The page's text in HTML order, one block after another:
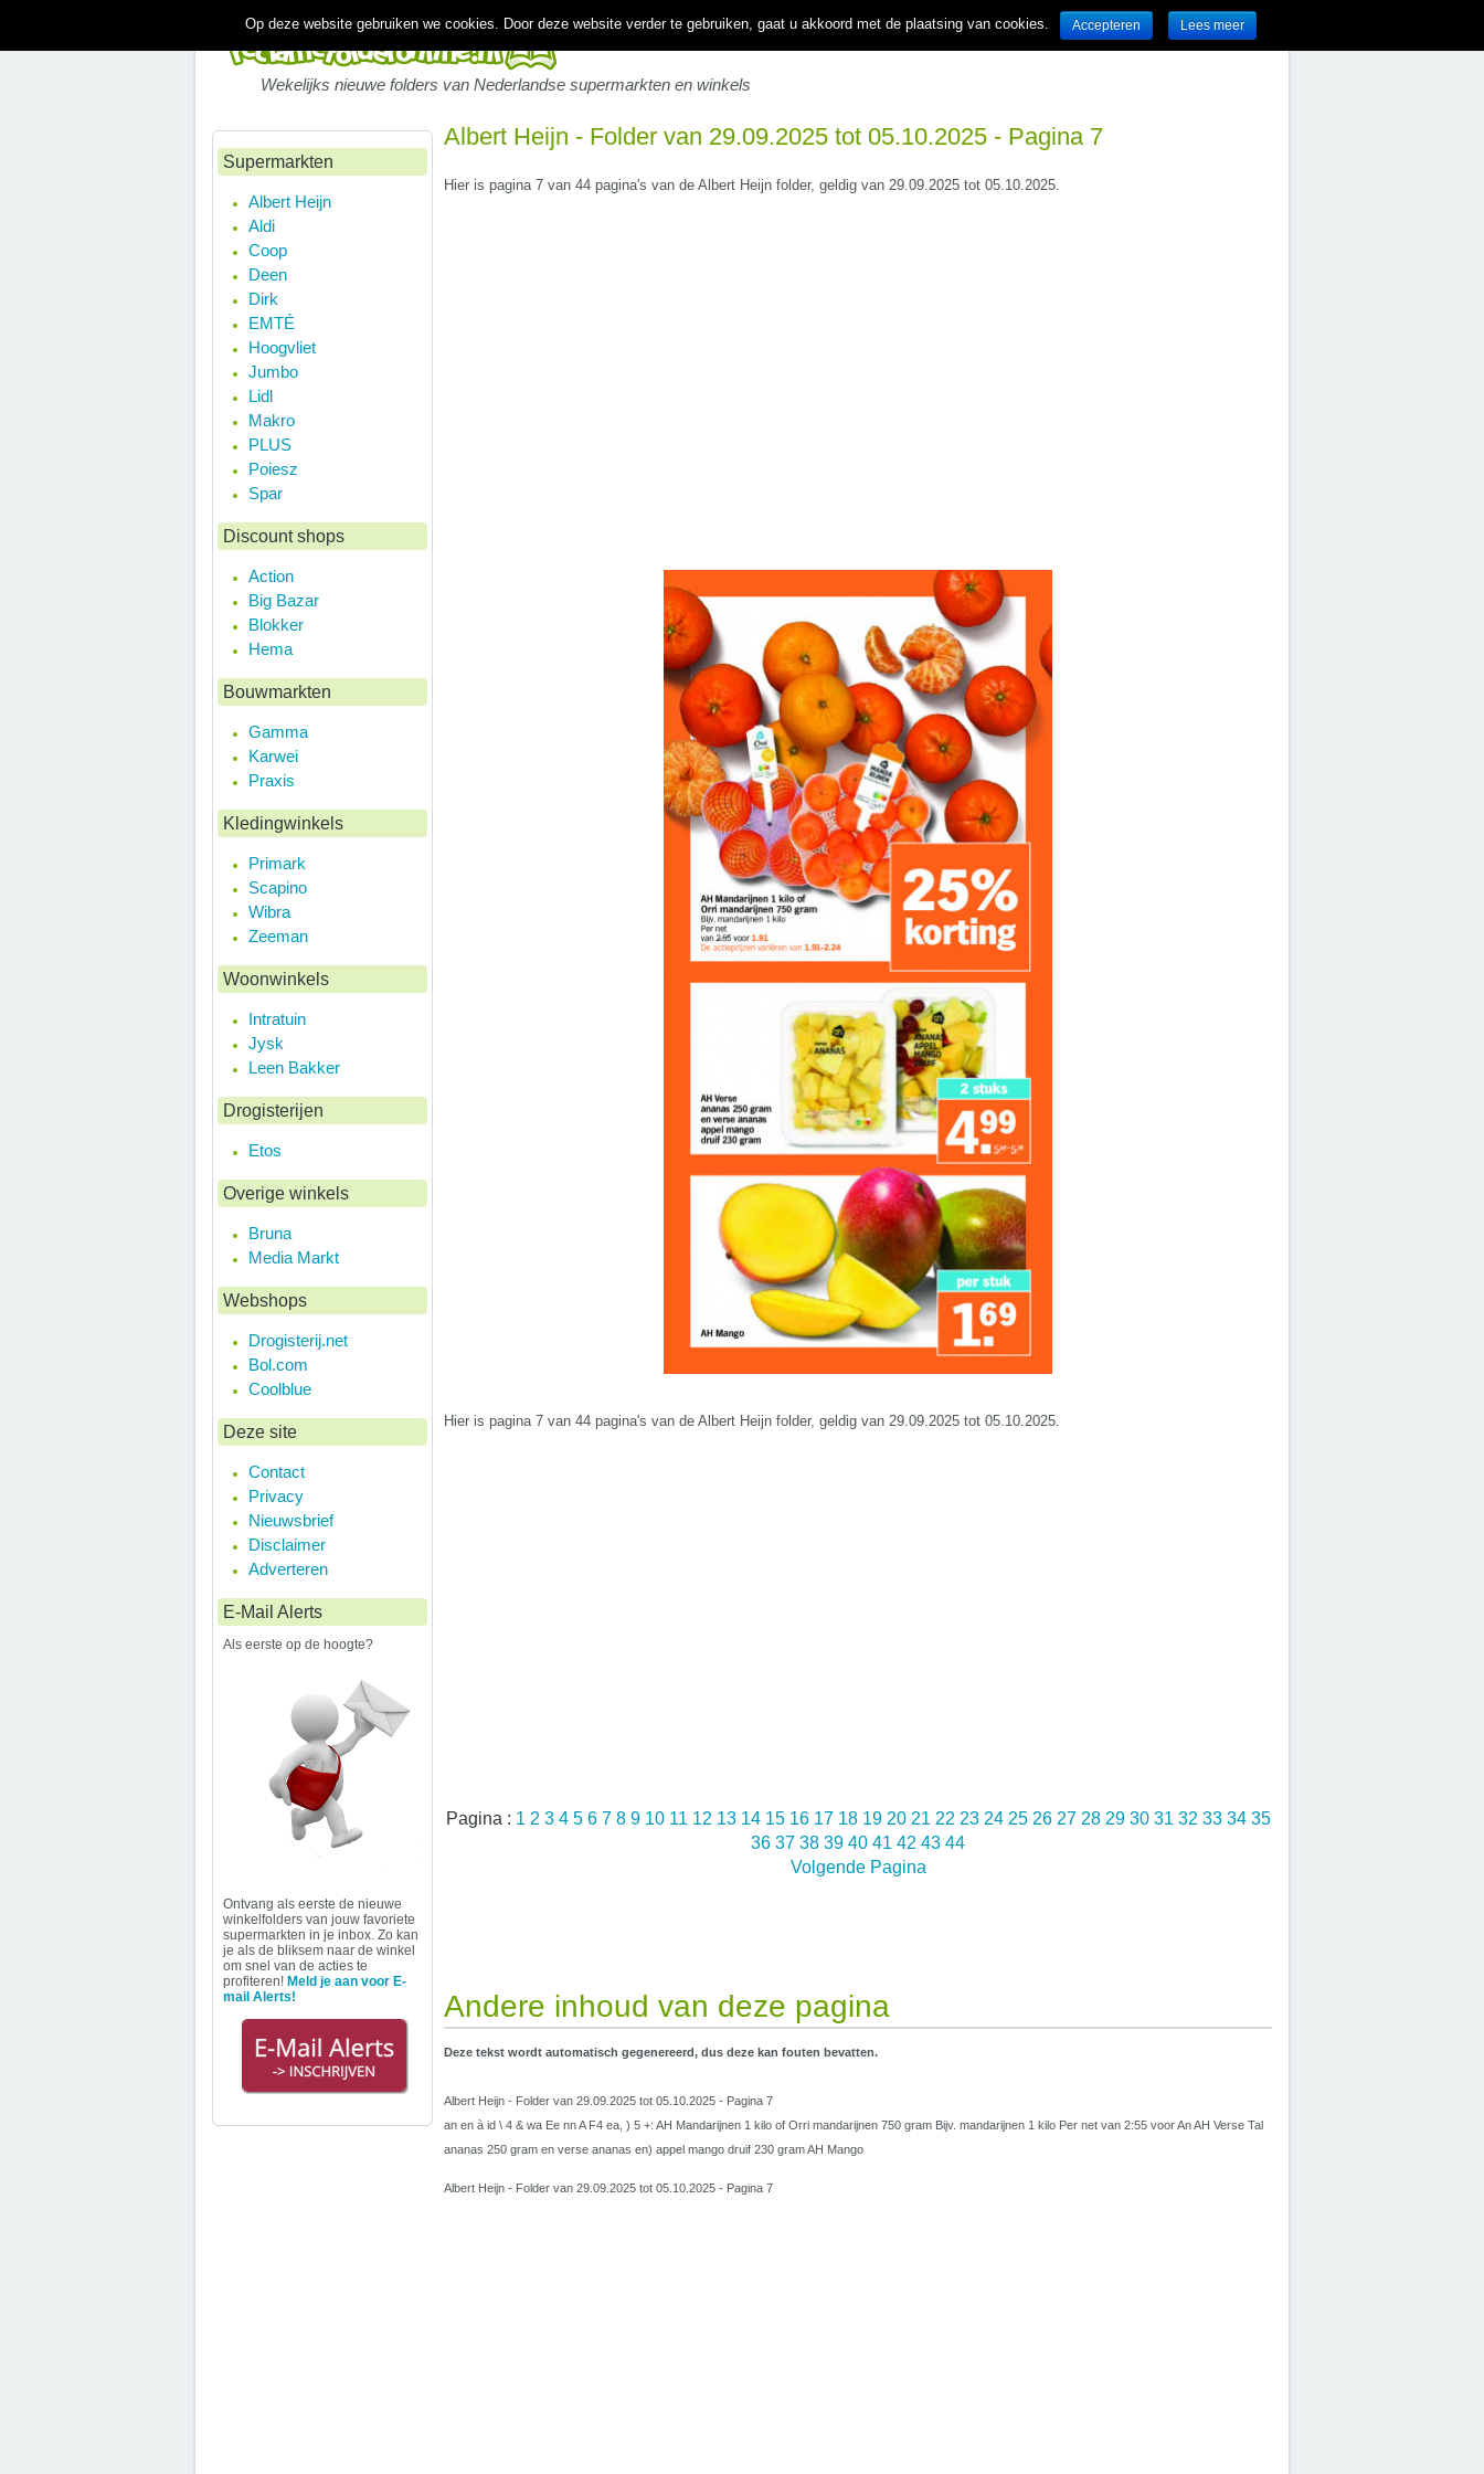
Wekelijks nieuwe folders van Nederlandse supermarkten en winkels
Albert Heijn - Folder van 29.09.2025 tot 05.10.2025 - Pagina 7
Hier is pagina 7 van 44 pagina's van de Albert Heijn folder, geldig van 29.09.2025 tot 05.10.2025.
Hier is pagina 7 van 44 pagina's van de Albert Heijn folder, geldig van 29.09.2025 tot 05.10.2025.
Pagina : 1 2 3 4 5 6 7 8 9 10 11 12 13 14 15 16 17 18 19 20 21 22 23 24 25 26 27 28 29 30 31 32 33 34 35
36 37 38 39 40 41 42 43 44
Volgende Pagina
Andere inhoud van deze pagina
Deze tekst wordt automatisch gegenereerd, dus deze kan fouten bevatten.
Albert Heijn - Folder van 29.09.2025 tot 05.10.2025 - Pagina 7
an en à id \ 4 & wa Ee nn A F4 ea, ) 5 +: AH Mandarijnen 1 kilo of Orri mandarijnen 750 gram Bijv. mandarijnen 1 kilo Per net van 2:55 voor An AH Verse Tal
ananas 250 gram en verse ananas en) appel mango druif 230 gram AH Mango
Albert Heijn - Folder van 29.09.2025 tot 05.10.2025 - Pagina 7
Supermarkten
Albert Heijn
Aldi
Coop
Deen
Dirk
EMTÉ
Hoogvliet
Jumbo
Lidl
Makro
PLUS
Poiesz
Spar
Discount shops
Action
Big Bazar
Blokker
Hema
Bouwmarkten
Gamma
Karwei
Praxis
Kledingwinkels
Primark
Scapino
Wibra
Zeeman
Woonwinkels
Intratuin
Jysk
Leen Bakker
Drogisterijen
Etos
Overige winkels
Bruna
Media Markt
Webshops
Drogisterij.net
Bol.com
Coolblue
Deze site
Contact
Privacy
Nieuwsbrief
Disclaimer
Adverteren
E-Mail Alerts
Als eerste op de hoogte?
Ontvang als eerste de nieuwe
winkelfolders van jouw favoriete
supermarkten in je inbox. Zo kan
je als de bliksem naar de winkel
om snel van de acties te
profiteren! Meld je aan voor E-
mail Alerts!
Op deze website gebruiken we cookies. Door deze website verder te gebruiken, gaat u akkoord met de plaatsing van cookies. Accepteren Lees meer